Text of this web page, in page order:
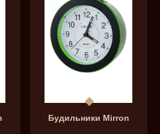
Будильники Mirron